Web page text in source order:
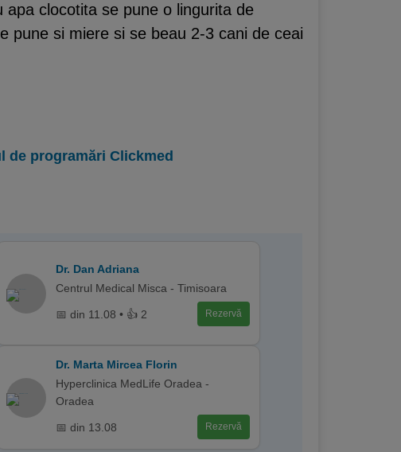
clocotita se pune o lingurita de
pune si miere si se beau 2-3 cani de ceai
de programări Clickmed
Dr. Dan Adriana
Centrul Medical Misca - Timisoara
📅 din 11.08 • 👍 2 Rezervă
Dr. Marta Mircea Florin
Hyperclinica MedLife Oradea -
Oradea
📅 din 13.08 Rezervă